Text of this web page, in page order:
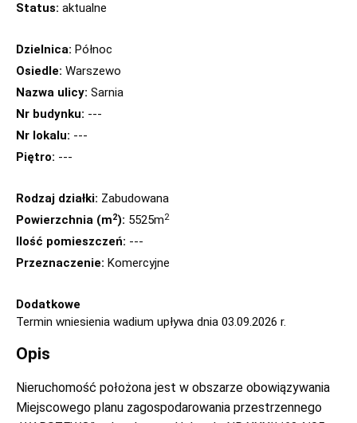
Status: aktualne
Dzielnica: Północ
Osiedle: Warszewo
Nazwa ulicy: Sarnia
Nr budynku: ---
Nr lokalu: ---
Piętro: ---
Rodzaj działki: Zabudowana
Powierzchnia (m2): 5525m2
Ilość pomieszczeń: ---
Przeznaczenie: Komercyjne
Dodatkowe
Termin wniesienia wadium upływa dnia 03.09.2026 r.
Opis
Nieruchomość położona jest w obszarze obowiązywania
Miejscowego planu zagospodarowania przestrzennego